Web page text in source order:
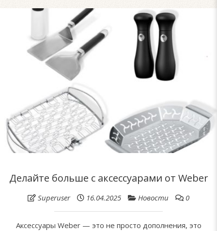
Делайте больше с аксессуарами от Weber
Superuser 16.04.2025 Новости 0
Аксессуары Weber — это не просто дополнения, это